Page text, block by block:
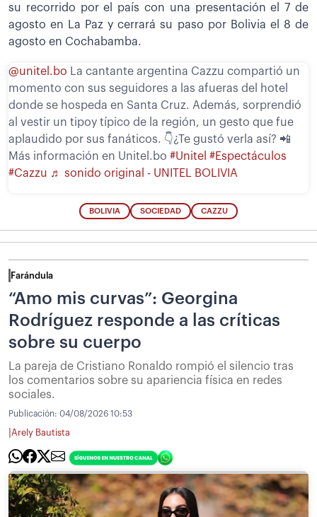
su recorrido por el país con una presentación el 7 de
agosto en La Paz y cerrará su paso por Bolivia el 8 de
agosto en Cochabamba.
@unitel.bo La cantante argentina Cazzu compartió un
momento con sus seguidores a las afueras del hotel
donde se hospeda en Santa Cruz. Además, sorprendió
al vestir un tipoy típico de la región, un gesto que fue
aplaudido por sus fanáticos. 👇¿Te gustó verla así? 📲
Más información en Unitel.bo #Unitel #Espectáculos
#Cazzu ♬ sonido original - UNITEL BOLIVIA
BOLIVIA SOCIEDAD CAZZU
Farándula
“Amo mis curvas”: Georgina
Rodríguez responde a las críticas
sobre su cuerpo
La pareja de Cristiano Ronaldo rompió el silencio tras
los comentarios sobre su apariencia física en redes
sociales.
Publicación: 04/08/2026 10:53
Arely Bautista